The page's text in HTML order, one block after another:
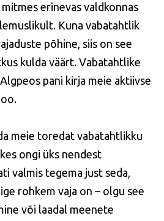
erinevas valdkonnas
Kuna vabatahtlik
põhine, siis on see
kulda väärt. Vabatahtlike
pani kirja meie aktiivse
meie toredat vabatahtlikku
ongi üks nendest
valmis tegema just seda,
rohkem vaja on – olgu see
või laadal meenete